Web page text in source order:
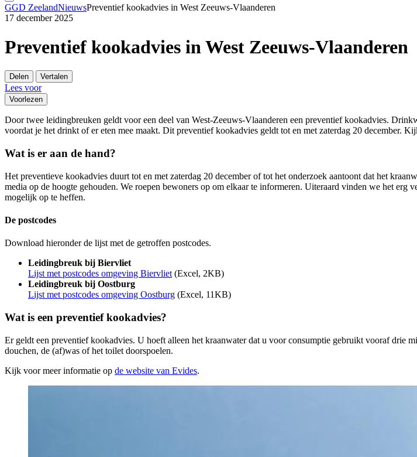
GGD ZeelandNieuwsPreventief kookadvies in West Zeeuws-Vlaanderen
17 december 2025
Preventief kookadvies in West Zeeuws-Vlaanderen
Delen Vertalen
Lees voor
Voorlezen
Door twee leidingbreuken geldt voor een deel van West-Zeeuws-Vlaanderen een preventief kookadvies.
voordat je het drinkt of er eten mee maakt. Dit preventief kookadvies geldt tot en met zaterdag 20 december.
Wat is er aan de hand?
Het preventieve kookadvies duurt tot en met zaterdag 20 december of tot het onderzoek aantoont dat het
media op de hoogte gehouden. We roepen bewoners op om elkaar te informeren. Uiteraard vinden we het erg
mogelijk op te heffen.
De postcodes
Download hieronder de lijst met de getroffen postcodes.
Leidingbreuk bij Biervliet
Lijst met postcodes omgeving Biervliet (Excel, 2KB)
Leidingbreuk bij Oostburg
Lijst met postcodes omgeving Oostburg (Excel, 11KB)
Wat is een preventief kookadvies?
Er geldt een preventief kookadvies. U hoeft alleen het kraanwater dat u voor consumptie gebruikt vooraf drie
douchen, de (af)was of het toilet doorspoelen.
Kijk voor meer informatie op de website van Evides.